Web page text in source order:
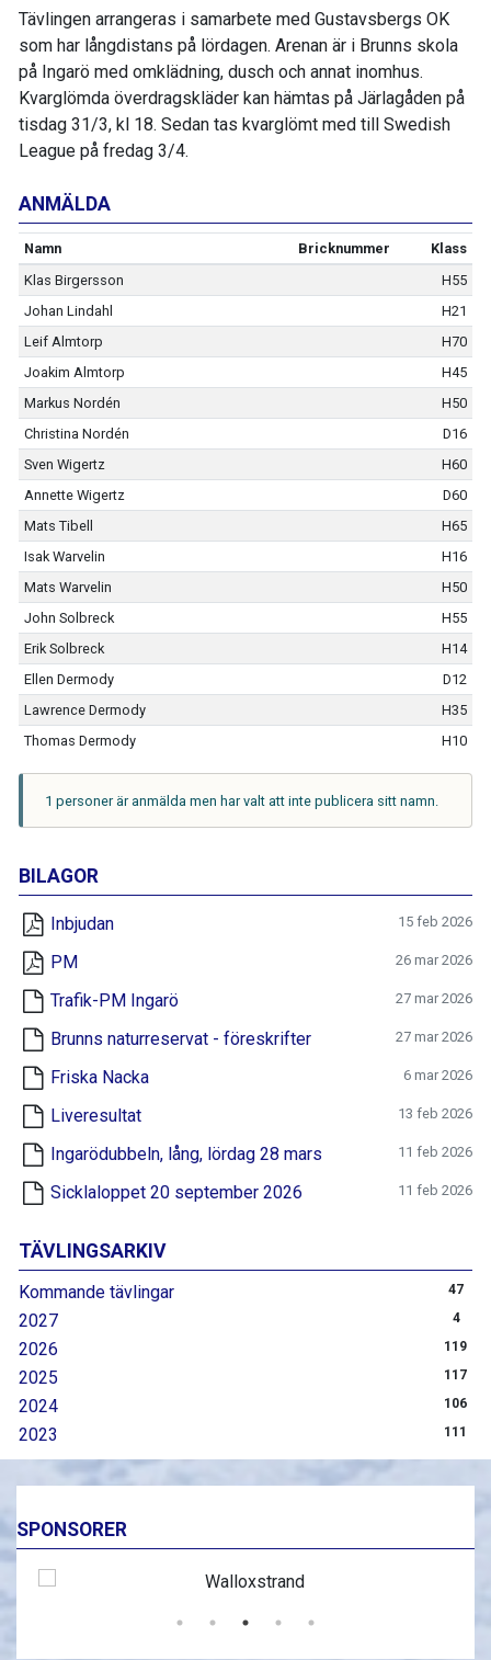
ANMÄLDA
Namn Bricknummer
Klass
Klas Birgersson
H55
Johan Lindahl
H21
Leif Almtorp
H70
Joakim Almtorp
H45
Markus Nordén
H50
Christina Nordén
D16
Sven Wigertz
H60
Annette Wigertz
D60
Mats Tibell
H65
Isak Warvelin
H16
Mats Warvelin
H50
John Solbreck
H55
Erik Solbreck
H14
Ellen Dermody
D12
Lawrence Dermody
H35
Thomas Dermody
H10
1 personer är anmälda men har valt att inte publicera sitt namn.
BILAGOR
Inbjudan 15 feb 2026
PM 26 mar 2026
Trafik-PM Ingarö 27 mar 2026
Brunns naturreservat - föreskrifter 27 mar 2026
Friska Nacka 6 mar 2026
Liveresultat 13 feb 2026
Ingarödubbeln, lång, lördag 28 mars 11 feb 2026
Sicklaloppet 20 september 2026 11 feb 2026
TÄVLINGSARKIV
Kommande tävlingar 47
2027 4
2026 119
2025 117
2024 106
2023 111
Tävlingen arrangeras i samarbete med Gustavsbergs OK
som har långdistans på lördagen. Arenan är i Brunns skola
på Ingarö med omklädning, dusch och annat inomhus.
Kvarglömda överdragskläder kan hämtas på Järlagåden på
tisdag 31/3, kl 18. Sedan tas kvarglömt med till Swedish
League på fredag 3/4.
SPONSORER